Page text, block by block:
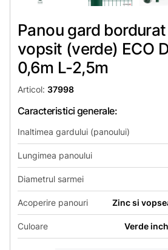
Panou gard
vopsit (verde) ECO
0,6m L-2,5m
Articol: 37998
Caracteristici generale:
Inaltimea gardului (panoului)
Lungimea panoului
Diametrul sarmei
Acoperire panouri Zinc si
Culoare Verde